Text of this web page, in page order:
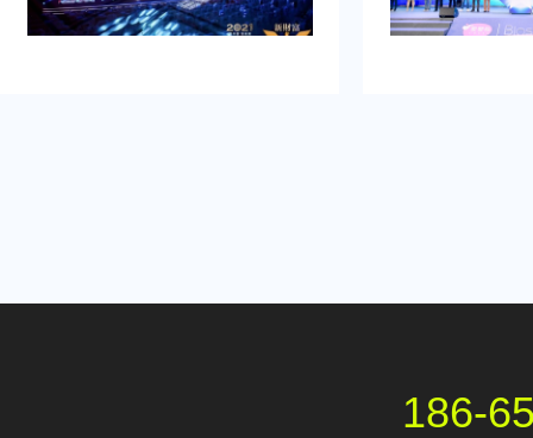
资源进行大规模
业的策划和执行
186-